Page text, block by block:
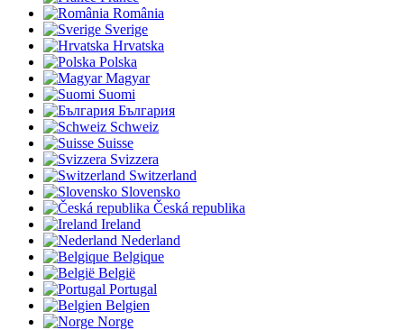
România
Sverige
Hrvatska
Polska
Magyar
Suomi
България
Schweiz
Suisse
Svizzera
Switzerland
Slovensko
Česká republika
Ireland
Nederland
Belgique
België
Portugal
Belgien
Norge